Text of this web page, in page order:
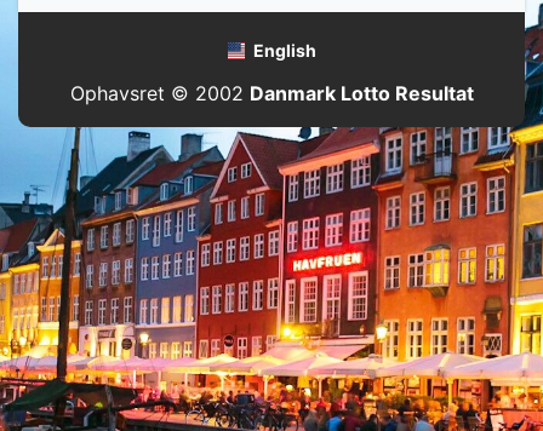
English
Ophavsret © 2002 Danmark Lotto Resultat